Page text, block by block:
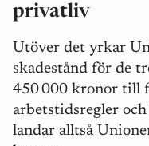
privatliv
Utöver det yrkar
skadestånd för de
450000 kronor till
arbetstidsregler
landar alltså